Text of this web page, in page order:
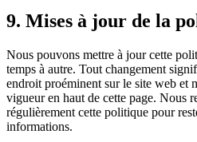
9. Mises à jour de la
Nous pouvons mettre à jour cette
temps à autre. Tout changement
endroit proéminent sur le site web et
vigueur en haut de cette page. Nous
régulièrement cette politique pour
informations.